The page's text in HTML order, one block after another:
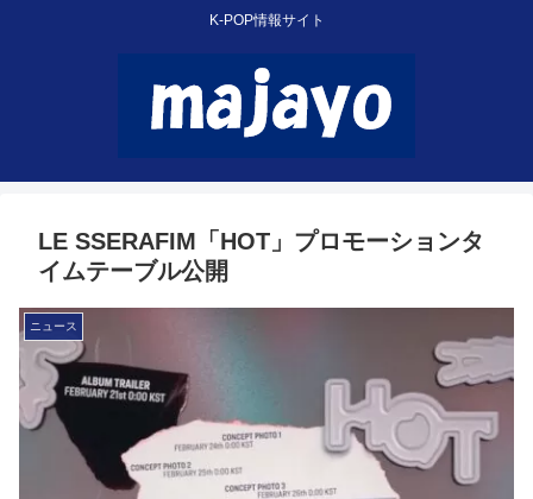
K-POP情報サイト
LE SSERAFIM「HOT」プロモーションタ
イムテーブル公開
ニュース